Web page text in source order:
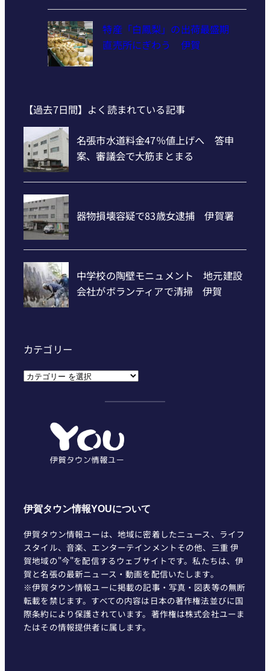
特産「白鳳梨」の出荷最盛期
直売所にぎわう 伊賀
【過去7日間】よく読まれている記事
カテゴリー
カ
伊賀タウン情報YOUについて
伊賀タウン情報ユーは、地域に密着したニュース、ライフ
スタイル、音楽、エンターテインメントその他、三重 伊
賀地域の"今"を配信するウェブサイトです。私たちは、伊
賀と名張の最新ニュース・動画を配信いたします。
※伊賀タウン情報ユーに掲載の記事・写真・図表等の無断
転載を禁じます。すべての内容は日本の著作権法並びに国
際条約により保護されています。著作権は株式会社ユーま
たはその情報提供者に属します。